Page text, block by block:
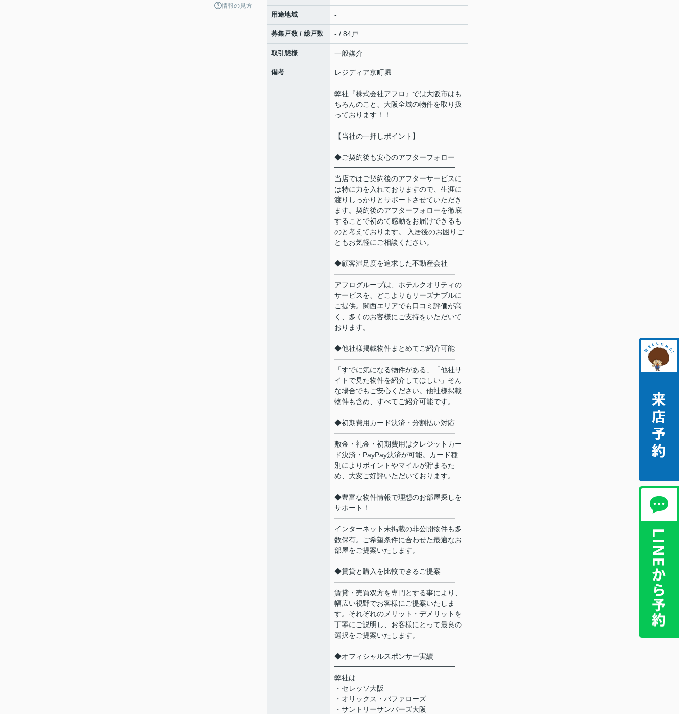
情報の見方
用途地域 -
募集戸数 / 総戸数 - / 84戸
取引態様 一般媒介
備考 レジディア京町堀
弊社『株式会社アフロ』では大阪市はも
ちろんのこと、大阪全域の物件を取り扱
っております！！
【当社の一押しポイント】
◆ご契約後も安心のアフターフォロー
━━━━━━━━━━━━━━━━━
当店ではご契約後のアフターサービスに
は特に力を入れておりますので、生涯に
渡りしっかりとサポートさせていただき
ます。契約後のアフターフォローを徹底
することで初めて感動をお届けできるも
のと考えております。 入居後のお困りご
ともお気軽にご相談ください。
◆顧客満足度を追求した不動産会社
━━━━━━━━━━━━━━━━━
アフログループは、ホテルクオリティの
サービスを、どこよりもリーズナブルに
ご提供。関西エリアでも口コミ評価が高
く、多くのお客様にご支持をいただいて
おります。
◆他社様掲載物件まとめてご紹介可能
━━━━━━━━━━━━━━━━━
「すでに気になる物件がある」「他社サ
イトで見た物件を紹介してほしい」そん
な場合でもご安心ください。他社様掲載
物件も含め、すべてご紹介可能です。
◆初期費用カード決済・分割払い対応
━━━━━━━━━━━━━━━━━
敷金・礼金・初期費用はクレジットカー
ド決済・PayPay決済が可能。カード種
別によりポイントやマイルが貯まるた
め、大変ご好評いただいております。
◆豊富な物件情報で理想のお部屋探しを
サポート！
━━━━━━━━━━━━━━━━━
インターネット未掲載の非公開物件も多
数保有。ご希望条件に合わせた最適なお
部屋をご提案いたします。
◆賃貸と購入を比較できるご提案
━━━━━━━━━━━━━━━━━
賃貸・売買双方を専門とする事により、
幅広い視野でお客様にご提案いたしま
す。それぞれのメリット・デメリットを
丁寧にご説明し、お客様にとって最良の
選択をご提案いたします。
◆オフィシャルスポンサー実績
━━━━━━━━━━━━━━━━━
弊社は
・セレッソ大阪
・オリックス・バファローズ
・サントリーサンバーズ大阪